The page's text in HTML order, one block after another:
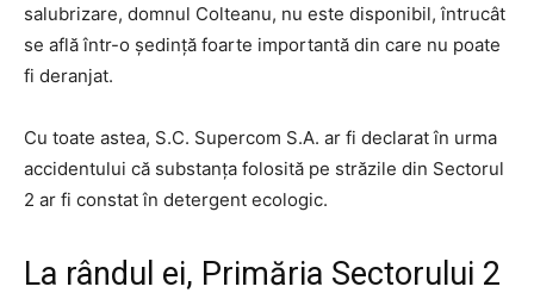
salubrizare, domnul Colteanu, nu este disponibil, întrucât
se află într-o ședință foarte importantă din care nu poate
fi deranjat.
Cu toate astea, S.C. Supercom S.A. ar fi declarat în urma
accidentului că substanța folosită pe străzile din Sectorul
2 ar fi constat în detergent ecologic.
La rândul ei, Primăria Sectorului 2